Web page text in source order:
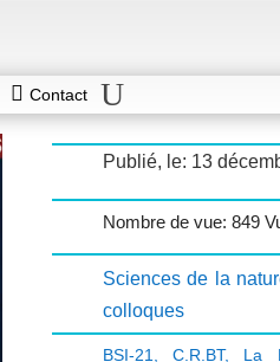
Contact
Publié, le: 13
Nombre de vue: 849
Sciences de la
colloques
BSI-21,C.R.BT, La